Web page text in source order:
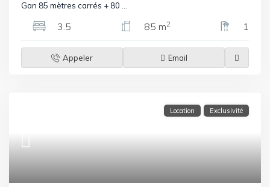
Gan 85 mètres carrés + 80
3.5 85 m2 1
Appeler Email
Location Exclusivité